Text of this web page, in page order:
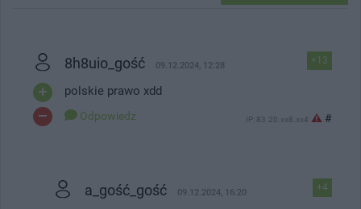
+13
8h8uio_gość 09.12.2024, 12:28
polskie prawo xdd
Odpowiedz IP: 83.20.xx8.xx4 #
+4
a_gość_gość 09.12.2024, 16:20